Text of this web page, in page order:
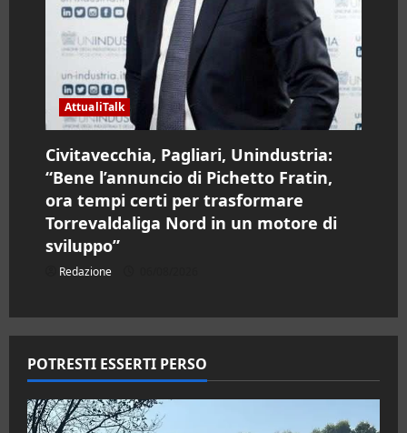
AttualiTalk
Civitavecchia, Pagliari, Unindustria:
“Bene l’annuncio di Pichetto Fratin,
ora tempi certi per trasformare
Torrevaldaliga Nord in un motore di
sviluppo”
Redazione
POTRESTI ESSERTI PERSO